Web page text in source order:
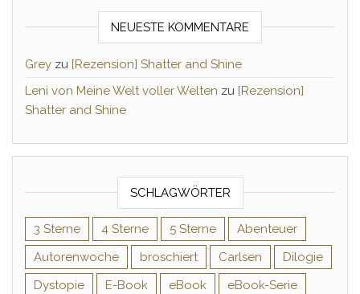
NEUESTE KOMMENTARE
Grey zu [Rezension] Shatter and Shine
Leni von Meine Welt voller Welten zu [Rezension]
Shatter and Shine
SCHLAGWÖRTER
3 Sterne 4 Sterne 5 Sterne
Abenteuer
Autorenwoche
broschiert Carlsen
Dilogie
Dystopie
E-Book eBook
eBook-Serie